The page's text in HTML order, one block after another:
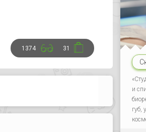
1374 31
и
губ,